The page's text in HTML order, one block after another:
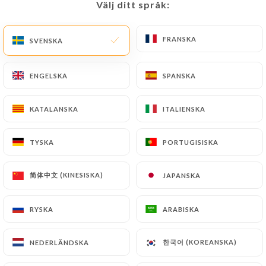
Välj ditt språk:
SVENSKA FRANSKA
ENGELSKA SPANSKA
KATALANSKA ITALIENSKA
TYSKA PORTUGISISKA
简体中文 (KINESISKA) JAPANSKA
RYSKA ARABISKA
NEDERLÄNDSKA 한국어 (KOREANSKA)
HEM/KONTAKT
Cô My Café
Välj ditt språk:
SVENSKA FRANSKA
ENGELSKA SPANSKA
KATALANSKA ITALIENSKA
TYSKA PORTUGISISKA
简体中文 (KINESISKA) JAPANSKA
RYSKA ARABISKA
NEDERLÄNDSKA 한국어 (KOREANSKA)